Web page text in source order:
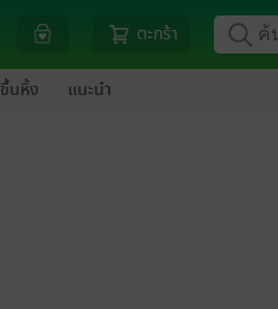
ตะกร้า
นหิ้ง แนะนำ